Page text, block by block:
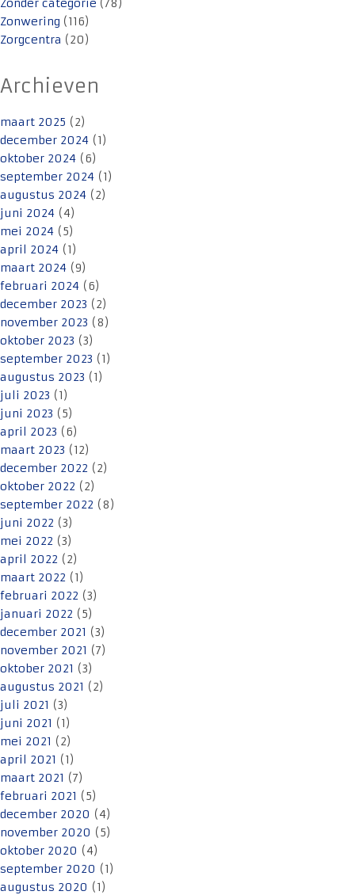
Zonder categorie (78)
Zonwering (116)
Zorgcentra (20)
Archieven
maart 2025 (2)
december 2024 (1)
oktober 2024 (6)
september 2024 (1)
augustus 2024 (2)
juni 2024 (4)
mei 2024 (5)
april 2024 (1)
maart 2024 (9)
februari 2024 (6)
december 2023 (2)
november 2023 (8)
oktober 2023 (3)
september 2023 (1)
augustus 2023 (1)
juli 2023 (1)
juni 2023 (5)
april 2023 (6)
maart 2023 (12)
december 2022 (2)
oktober 2022 (2)
september 2022 (8)
juni 2022 (3)
mei 2022 (3)
april 2022 (2)
maart 2022 (1)
februari 2022 (3)
januari 2022 (5)
december 2021 (3)
november 2021 (7)
oktober 2021 (3)
augustus 2021 (2)
juli 2021 (3)
juni 2021 (1)
mei 2021 (2)
april 2021 (1)
maart 2021 (7)
februari 2021 (5)
december 2020 (4)
november 2020 (5)
oktober 2020 (4)
september 2020 (1)
augustus 2020 (1)